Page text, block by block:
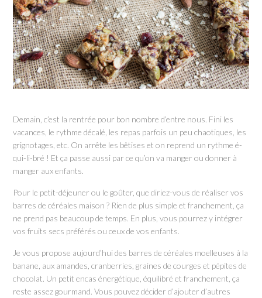
Demain, c’est la rentrée pour bon nombre d’entre nous. Fini les
vacances, le rythme décalé, les repas parfois un peu chaotiques, les
grignotages, etc. On arrête les bêtises et on reprend un rythme é-
qui-li-bré ! Et ça passe aussi par ce qu’on va manger ou donner à
manger aux enfants.
Pour le petit-déjeuner ou le goûter, que diriez-vous de réaliser vos
barres de céréales maison ? Rien de plus simple et franchement, ça
ne prend pas beaucoup de temps. En plus, vous pourrez y intégrer
vos fruits secs préférés ou ceux de vos enfants.
Je vous propose aujourd’hui des barres de céréales moelleuses à la
banane, aux amandes, cranberries, graines de courges et pépites de
chocolat. Un petit encas énergétique, équilibré et franchement, ça
reste assez gourmand. Vous pouvez décider d’ajouter d’autres